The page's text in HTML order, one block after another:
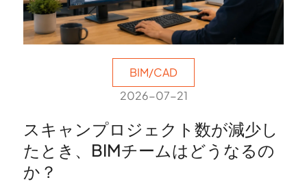
BIM/CAD
2026-07-21
スキャンプロジェクト数が減少し
たとき、BIMチームはどうなるの
か？